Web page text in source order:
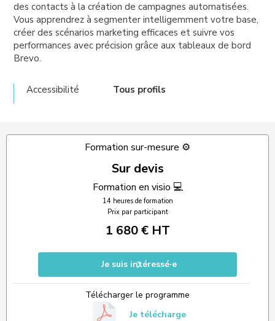
des contacts à la création de campagnes automatisées.
Vous apprendrez à segmenter intelligemment votre base,
créer des scénarios marketing efficaces et suivre vos
performances avec précision grâce aux tableaux de bord
Brevo.
Accessibilité Tous profils
Formation sur-mesure ⚙️
Sur devis
Formation en visio 💻
14 heures de formation
Prix par participant
1 680 € HT
Je suis intéressé·e
Télécharger le programme
Je télécharge